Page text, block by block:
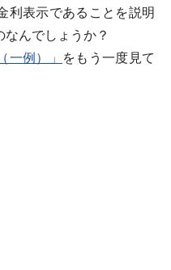
利表示であることを説明
んでしょうか？
一例）」 をもう一度見て